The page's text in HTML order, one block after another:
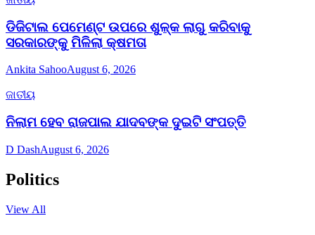
ଡିଜିଟାଲ ପେମେଣ୍ଟ ଉପରେ ଶୁଳ୍କ ଲାଗୁ କରିବାକୁ
ସରକାରଙ୍କୁ ମିଳିଲା କ୍ଷମତା
Ankita SahooAugust 6, 2026
ଜାତୀୟ
ନିଲାମ ହେବ ରାଜପାଲ ଯାଦବଙ୍କ ଦୁଇଟି ସଂପତ୍ତି
D DashAugust 6, 2026
Politics
View All